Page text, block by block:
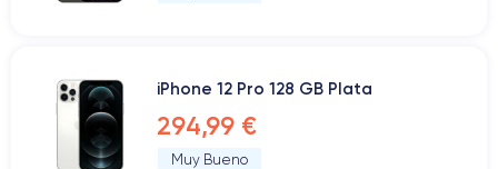
iPhone 12 Pro 128 GB Plata
294,99 €
Muy Bueno